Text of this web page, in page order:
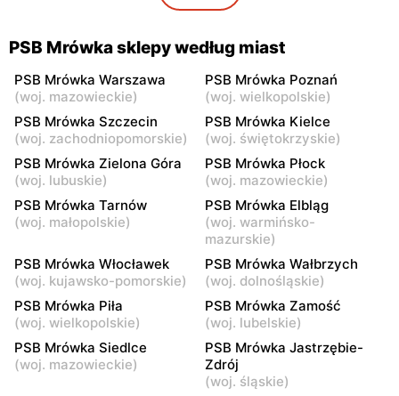
PSB Mrówka
Strachówko, ul. Pułtuska 58
PSB Mrówka
Białobrzegi, ul. Kościelna 91
D
PSB Mrówka
Sadowne, ul. Łochowska 1
A
PSB Mrówka
Maków Mazowiecki, ul.
Duńskiego Czerwonego
Krzyża 34/
PSB Mrówka
Węgrów, ul.
Jerzego Popiełuszki 1
PSB Mrówka
Długosiodło, ul. Ostrołęcka
10
PSB Mrówka
Rawa Mazowiecka, ul.
Katowicka 22
PSB Mrówka
Ciechanów, ul. Niechodzka
5
PSB Mrówka PSB Mrówka
Różan, ul. Warszawska 66
PSB Mrówka sklepy według miast
PSB Mrówka Warszawa
(woj. mazowieckie)
PSB Mrówka Poznań
(woj. wielkopolskie)
PSB Mrówka Szczecin
(woj. zachodniopomorskie)
PSB Mrówka Kielce
(woj. świętokrzyskie)
PSB Mrówka Zielona Góra
(woj. lubuskie)
PSB Mrówka Płock
(woj. mazowieckie)
PSB Mrówka Tarnów
(woj. małopolskie)
PSB Mrówka Elbląg
(woj. warmińsko-
mazurskie)
PSB Mrówka Włocławek
(woj. kujawsko-pomorskie)
PSB Mrówka Wałbrzych
(woj. dolnośląskie)
PSB Mrówka Piła
(woj. wielkopolskie)
PSB Mrówka Zamość
(woj. lubelskie)
PSB Mrówka Siedlce
(woj. mazowieckie)
PSB Mrówka Jastrzębie-
Zdrój
(woj. śląskie)